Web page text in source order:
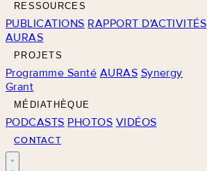
RESSOURCES
PUBLICATIONS RAPPORT D'ACTIVITÉS
AURAS
PROJETS
Programme Santé AURAS Synergy
Grant
MÉDIATHÈQUE
PODCASTS PHOTOS VIDÉOS
CONTACT